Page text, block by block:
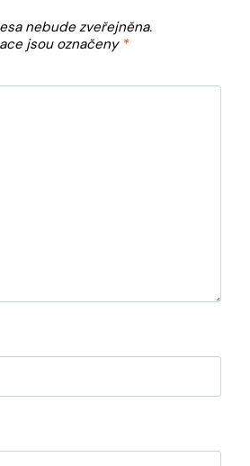
nebude zveřejněna.
jsou označeny *